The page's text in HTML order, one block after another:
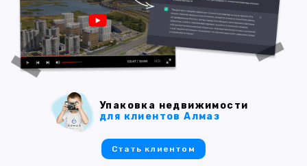
Упаковка недвижимости
для клиентов Алмаз
Стать клиентом